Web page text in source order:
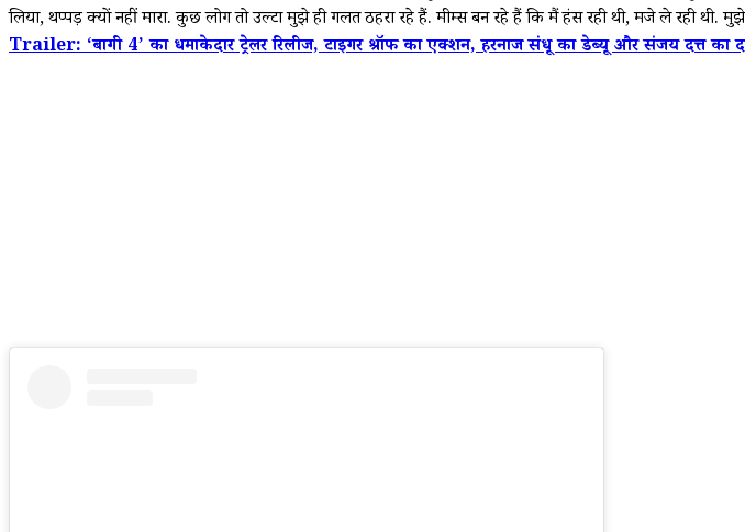
लिया, थप्पड़ क्यों नहीं मारा. कुछ लोग तो उल्टा मुझे ही गलत ठहरा रहे हैं. मीम्स बन रहे हैं कि मैं हंस रही थी, मजे ले रही
Trailer: ‘बागी 4’ का धमाकेदार ट्रेलर रिलीज, टाइगर श्रॉफ का एक्शन, हरनाज संधू का डेब्यू और संजय दत्त का